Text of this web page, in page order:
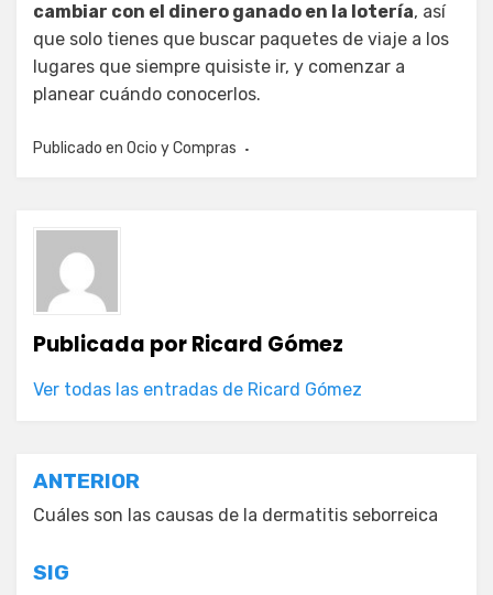
cambiar con el dinero ganado en la lotería, así
que solo tienes que buscar paquetes de viaje a los
lugares que siempre quisiste ir, y comenzar a
planear cuándo conocerlos.
Publicado en Ocio y Compras
Publicada porRicard Gómez
Ver todas las entradas de Ricard Gómez
Navegación
de
entradas
ANTERIOR
Cuáles son las causas de la dermatitis seborreica
SIG